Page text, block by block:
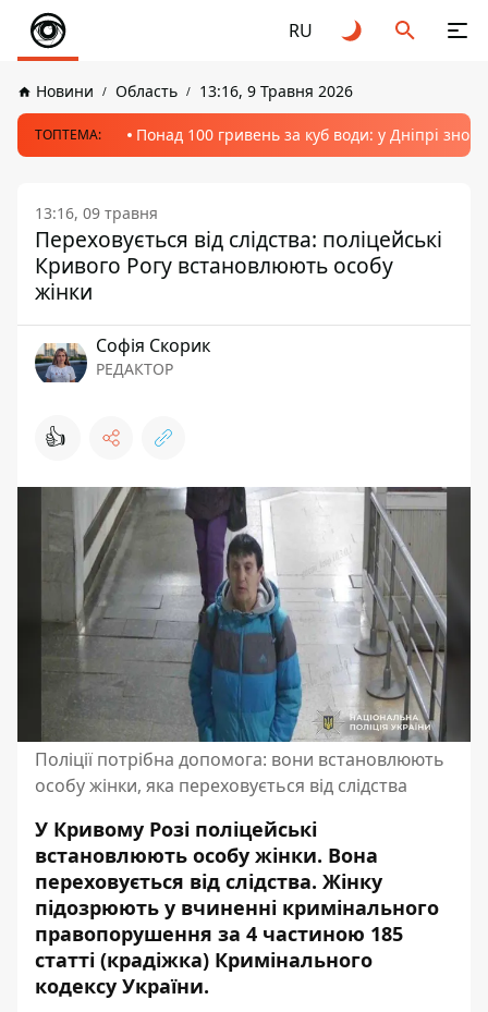
RU
Новини Область 13:16, 9 Травня 2026
ТОПТЕМА: Понад 100 гривень за куб води: у Дніпрі
13:16, 09 травня
Переховується від слідства: поліцейські
Кривого Рогу встановлюють особу
жінки
Софія Скорик
РЕДАКТОР
👍
Поліції потрібна допомога: вони встановлюють
особу жінки, яка переховується від слідства
У Кривому Розі поліцейські
встановлюють особу жінки. Вона
переховується від слідства. Жінку
підозрюють у вчиненні кримінального
правопорушення за 4 частиною 185
статті (крадіжка) Кримінального
кодексу України.